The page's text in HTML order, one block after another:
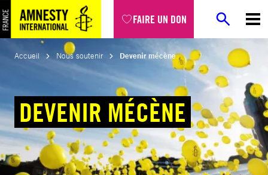
FAIRE UN DON
Aller
au
contenu
Accueil Nous soutenir Devenir mécène
DEVENIR MÉCÈNE